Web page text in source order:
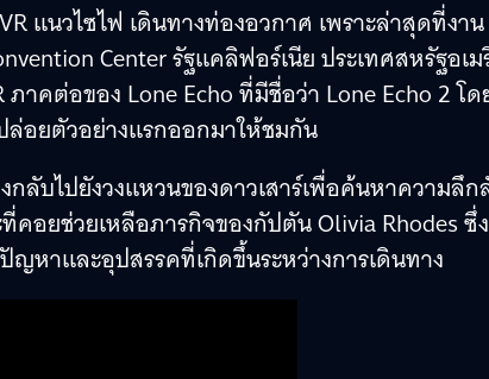
แนวไซไฟ เดินทางท่องอวกาศ เพราะล่าสุดที่งา
Center รัฐแคลิฟอร์เนีย ประเทศสหรัฐอเ
าคต่อของ Lone Echo ที่มีชื่อว่า Lone Echo 2 โ
ล่อยตัวอย่างแรกออกมาให้ชมกัน
กลับไปยังวงแหวนของดาวเสาร์เพื่อค้นหาความลึ
คอยช่วยเหลือภารกิจของกัปตัน Olivia Rhodes ซึ่
หาและอุปสรรคที่เกิดขึ้นระหว่างการเดินทาง